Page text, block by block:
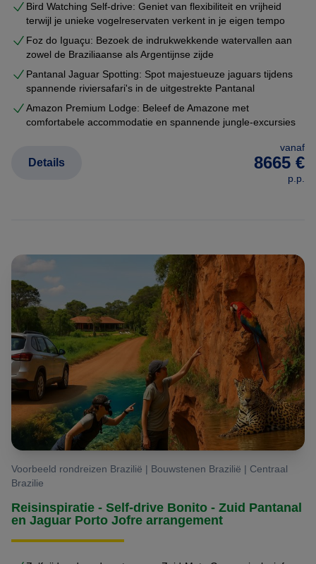
Bird Watching Self-drive: Geniet van flexibiliteit en vrijheid
terwijl je unieke vogelreservaten verkent in je eigen tempo
Foz do Iguaçu: Bezoek de indrukwekkende watervallen aan
zowel de Braziliaanse als Argentijnse zijde
Pantanal Jaguar Spotting: Spot majestueuze jaguars tijdens
spannende riviersafari's in de uitgestrekte Pantanal
Amazon Premium Lodge: Beleef de Amazone met
comfortabele accommodatie en spannende jungle-excursies
vanaf
8665 €
p.p.
Details
Voorbeeld rondreizen Brazilië | Bouwstenen Brazilië | Centraal
Brazilie
Reisinspiratie - Self-drive Bonito - Zuid Pantanal
en Jaguar Porto Jofre arrangement